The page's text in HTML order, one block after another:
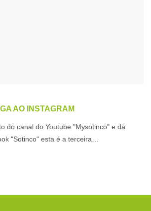
AO INSTAGRAM
do canal do Youtube "Mysotinco" e da
"Sotinco" esta é a terceira…